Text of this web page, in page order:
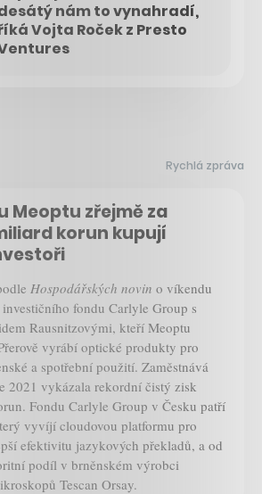
nám to vynahradí,
Vojta Roček z Presto
Rychlá zpráva
Meoptu zřejmě za
korun kupují
Hospodářských novin o víkendu
fondu Carlyle Group s
Rausnitzovými, kteří Meoptu
vyrábí optické produkty pro
a spotřební použití. Zaměstnává
2021 vykázala rekordní čistý zisk
Fondu Carlyle Group v Česku patří
vyvíjí cloudovou platformu pro
efektivitu jazykových překladů, a od
podíl v brněnském výrobci
Tescan Orsay.